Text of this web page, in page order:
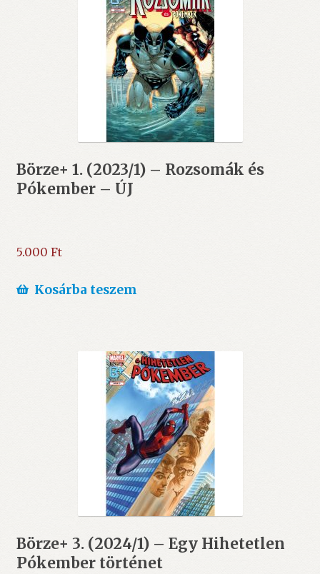
Börze+ 1. (2023/1) – Rozsomák és
Pókember – ÚJ
5.000 Ft
Kosárba teszem
Börze+ 3. (2024/1) – Egy Hihetetlen
Pókember történet